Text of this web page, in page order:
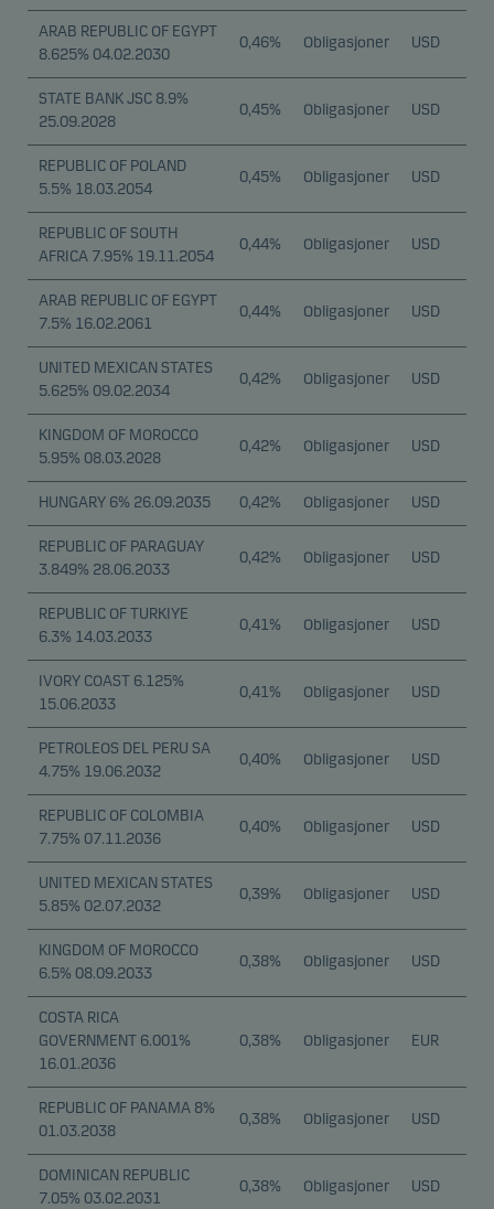
ARAB REPUBLIC OF EGYPT
8.625% 04.02.2030
0,46% Obligasjoner USD
STATE BANK JSC 8.9%
25.09.2028
0,45% Obligasjoner USD
REPUBLIC OF POLAND
5.5% 18.03.2054
0,45% Obligasjoner USD
REPUBLIC OF SOUTH
AFRICA 7.95% 19.11.2054
0,44% Obligasjoner USD
ARAB REPUBLIC OF EGYPT
7.5% 16.02.2061
0,44% Obligasjoner USD
UNITED MEXICAN STATES
5.625% 09.02.2034
0,42% Obligasjoner USD
KINGDOM OF MOROCCO
5.95% 08.03.2028
0,42% Obligasjoner USD
HUNGARY 6% 26.09.2035 0,42% Obligasjoner USD
REPUBLIC OF PARAGUAY
3.849% 28.06.2033
0,42% Obligasjoner USD
REPUBLIC OF TURKIYE
6.3% 14.03.2033
0,41% Obligasjoner USD
IVORY COAST 6.125%
15.06.2033
0,41% Obligasjoner USD
PETROLEOS DEL PERU SA
4.75% 19.06.2032
0,40% Obligasjoner USD
REPUBLIC OF COLOMBIA
7.75% 07.11.2036
0,40% Obligasjoner USD
UNITED MEXICAN STATES
5.85% 02.07.2032
0,39% Obligasjoner USD
KINGDOM OF MOROCCO
6.5% 08.09.2033
0,38% Obligasjoner USD
COSTA RICA
GOVERNMENT 6.001%
16.01.2036
0,38% Obligasjoner EUR
REPUBLIC OF PANAMA 8%
01.03.2038
0,38% Obligasjoner USD
DOMINICAN REPUBLIC
7.05% 03.02.2031
0,38% Obligasjoner USD